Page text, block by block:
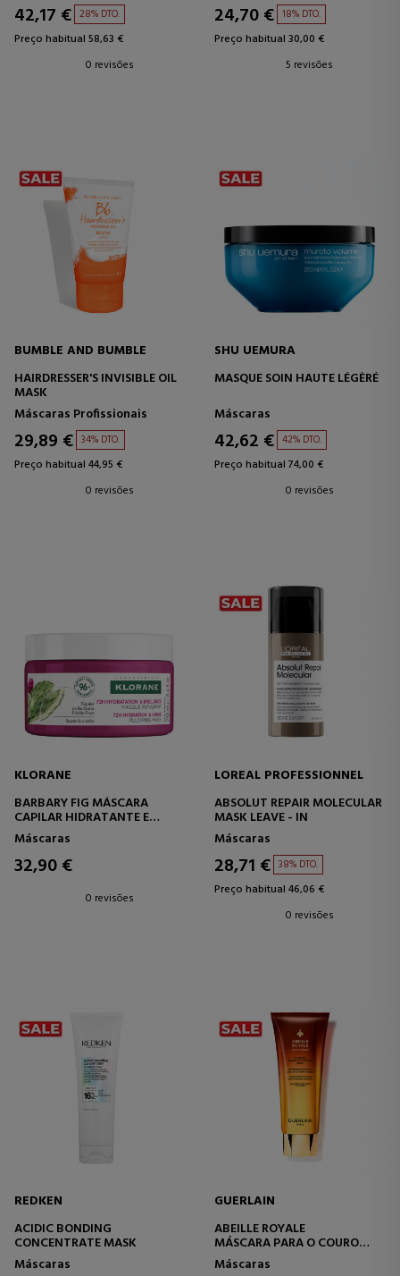
42,17 € 28% DTO.
Preço habitual 58,63 €
0 revisões
24,70 € 18% DTO.
Preço habitual 30,00 €
5 revisões
BUMBLE AND BUMBLE
HAIRDRESSER'S INVISIBLE OIL
MASK
Máscaras Profissionais
29,89 € 34% DTO.
Preço habitual 44,95 €
0 revisões
SHU UEMURA
MASQUE SOIN HAUTE LÉGÈRÉ
Máscaras
42,62 € 42% DTO.
Preço habitual 74,00 €
0 revisões
KLORANE
BARBARY FIG MÁSCARA
CAPILAR HIDRATANTE E
BRILHANTE
REABASTECEDORA
Máscaras
32,90 €
0 revisões
LOREAL PROFESSIONNEL
ABSOLUT REPAIR MOLECULAR
MASK LEAVE - IN
Máscaras
28,71 € 38% DTO.
Preço habitual 46,06 €
0 revisões
REDKEN
ACIDIC BONDING
CONCENTRATE MASK
Máscaras
GUERLAIN
ABEILLE ROYALE
MÁSCARA PARA O COURO
CABELUDO E CABELO
Máscaras